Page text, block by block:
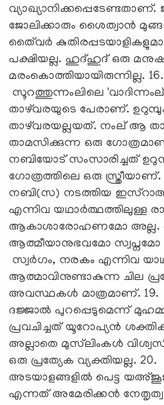
വ്യാഖ്യാനിക്കപ്പെടേണ്ടതാണ്.
ജോലിക്കാരും ശൈത്വാന്‍
തൈ്വര്‍
പക്ഷിയല്ല. ഹുദ്ഹുദ് ഒരു
മരംകൊത്തിയായിരുന്നില്ല.
സൂറത്തുന്നംലിലെ
താഴ്‌വരയുടെ പേരാണ്.
താഴ്‌വരയല്ലയത്. നംല് ആ
താമസിക്കുന്ന ഒരു
നബിയോട് സംസാരിച്ചത്
ഗോത്രത്തിലെ ഒരു
നബി(സ) നടത്തിയ
എന്നിവ യഥാര്‍ത്ഥത്തിലുള്ള
ആകാശാരോഹണമോ അല്ല.
ആത്മീയാനുഭവമോ
സ്വര്‍ഗം, നരകം എന്നിവ
ആത്മാവിനുണ്ടാകുന്ന ചില
അവസ്ഥകള്‍ മാത്രമാണ്.
ദജ്ജാല്‍ പുറപ്പെടുമെന്ന്
പ്രവചിച്ചത് യൂറോപ്യന്‍
അല്ലാതെ മുസ്‌ലിംകള്‍
ഒരു പ്രത്യേക വ്യക്തിയല്ല.
അടയാളങ്ങളില്‍ പെട്ട
എന്നത് അമേരിക്കന്‍